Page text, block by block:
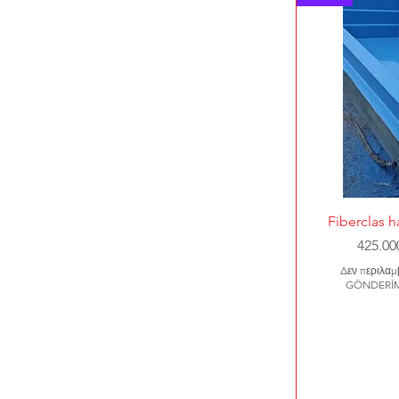
Fiberclas
Τιμή
Δεν